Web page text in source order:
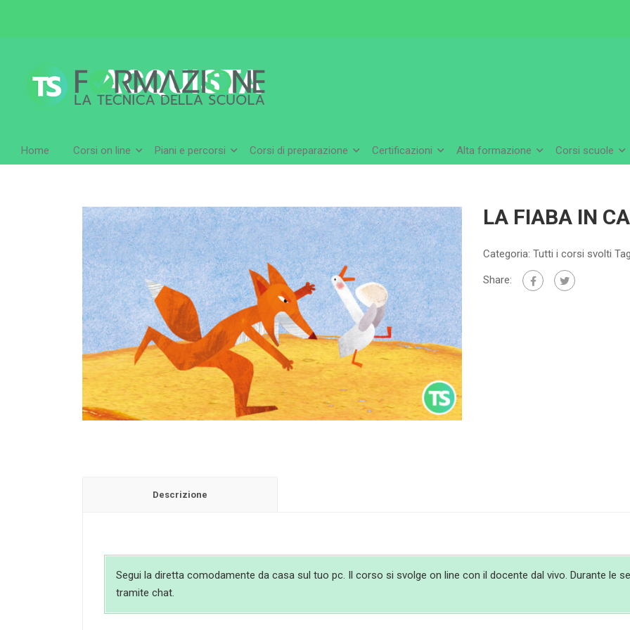
Home Corsi on line Piani e percorsi Corsi di preparazione Certificazioni Alta formazione Corsi scuole
ACQUISTA
LA FIABA IN
Categoria: Tutti i corsi svolti
Share:
Descrizione
Segui la diretta comodamente da casa sul tuo pc. Il corso si svolge on line con il docente dal vivo. Durante le
tramite chat.